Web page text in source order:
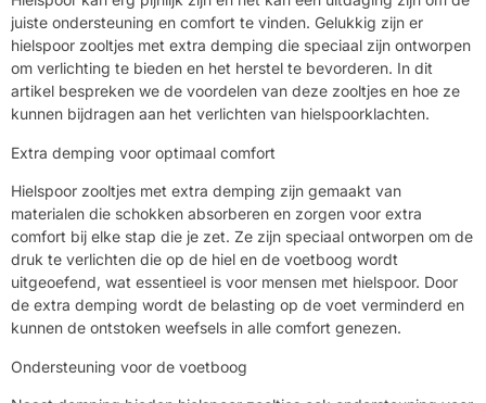
juiste ondersteuning en comfort te vinden. Gelukkig zijn er
hielspoor zooltjes met extra demping die speciaal zijn ontworpen
om verlichting te bieden en het herstel te bevorderen. In dit
artikel bespreken we de voordelen van deze zooltjes en hoe ze
kunnen bijdragen aan het verlichten van hielspoorklachten.
Extra demping voor optimaal comfort
Hielspoor zooltjes met extra demping zijn gemaakt van
materialen die schokken absorberen en zorgen voor extra
comfort bij elke stap die je zet. Ze zijn speciaal ontworpen om de
druk te verlichten die op de hiel en de voetboog wordt
uitgeoefend, wat essentieel is voor mensen met hielspoor. Door
de extra demping wordt de belasting op de voet verminderd en
kunnen de ontstoken weefsels in alle comfort genezen.
Ondersteuning voor de voetboog